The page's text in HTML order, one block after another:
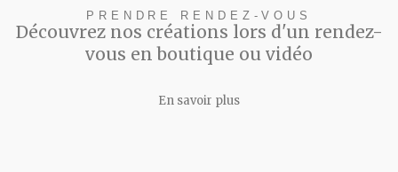
PRENDRE RENDEZ-VOUS
Découvrez nos créations lors d'un rendez-
vous en boutique ou vidéo
En savoir plus